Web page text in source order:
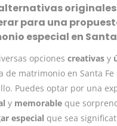
alternativas
para una
especial en Santa
opciones creativas y
de matrimonio en Santa Fe
Puedes optar por una
y memorable que
especial que sea